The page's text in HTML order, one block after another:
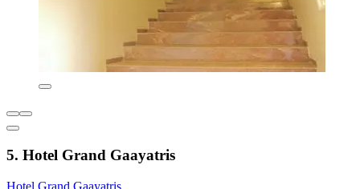
5. Hotel Grand Gaayatris
Hotel Grand Gaayatris